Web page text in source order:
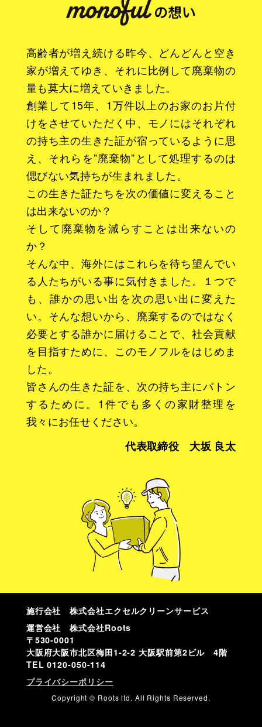
高齢者が増え続ける昨今、どんどんと空き
家が増えてゆき、それに比例して廃棄物の
量も莫大に増えていきました。
創業して15年、1万件以上のお家のお片付
けをさせていただく中、モノにはそれぞれ
の持ち主の生きた証が宿っているように思
え、それらを”廃棄物”として処理するのは
偲びない気持ちが生まれました。
この生きた証たちを次の価値に変えること
は出来ないのか？
そして廃棄物を減らすことは出来ないの
か？
そんな中、海外にはこれらを待ち望んでい
る人たちがいる事に気付きました。１つで
も、誰かの思い出を次の思い出に変えた
い。そんな想いから、廃棄するのではなく
必要とする誰かに届けることで、社会貢献
を目指すために、このモノフルをはじめま
した。
皆さんの生きた証を、次の持ち主にバトン
するために。1件でも多くの家財整理を
我々にお任せください。
代表取締役 大坂 良太
施行会社 株式会社エクセルクリーンサービス
運営会社 株式会社Roots
〒530-0001
大阪府大阪市北区梅田1-2-2 大阪駅前第2ビル 4階
TEL0120-050-114
プライバシーポリシー
Copyright © Roots ltd. All Rights Reserved.